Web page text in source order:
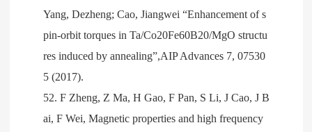
Yang, Dezheng; Cao, Jiangwei “Enhancement of s
pin-orbit torques in Ta/Co20Fe60B20/MgO structu
res induced by annealing”,AIP Advances 7, 07530
5 (2017).
52. F Zheng, Z Ma, H Gao, F Pan, S Li, J Cao, J B
ai, F Wei, Magnetic properties and high frequency